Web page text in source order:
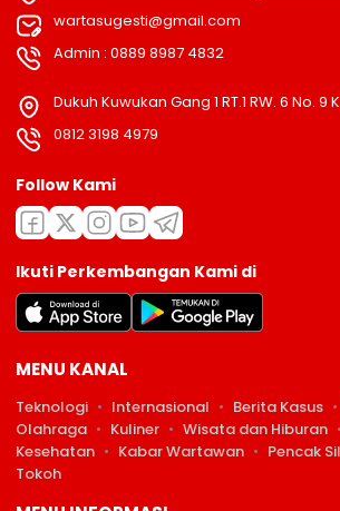
wartasugesti@gmail.com
Admin : 0889 8987 4832
Dukuh Kuwukan Gang 1 RT.1 RW. 6 No.
0812 3198 4979
Follow Kami
Ikuti Perkembangan Kami di
MENU KANAL
Teknologi Internasional Berita Kasus
Olahraga
Kuliner Wisata dan Hiburan
Kesehatan
Kabar Wartawan
Pencak
Tokoh